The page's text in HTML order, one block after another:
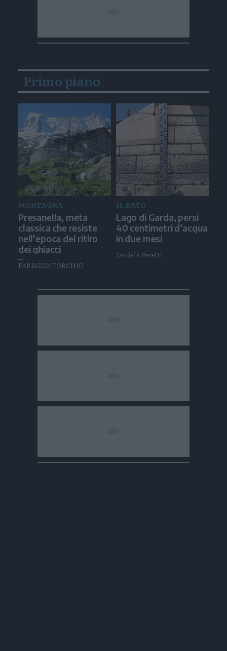
Primo piano
MONTAGNA
Presanella, meta
classica che resiste
nell'epoca del ritiro
dei ghiacci
FABRIZIO TORCHIO
IL DATO
Lago di Garda, persi
40 centimetri d’acqua
in due mesi
Daniele Peretti